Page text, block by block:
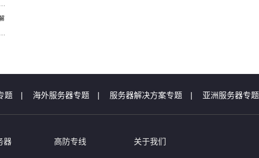
题 海外服务器专题 服务器解决方案专题 亚洲服务器专题
绍专题 | 全球云主机专题 | 服务器专题汇总 | 服务器问题 |
器 高防专线 关于我们